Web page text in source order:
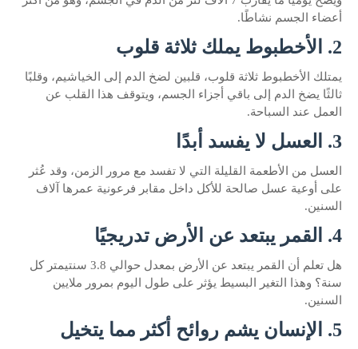
أعضاء الجسم نشاطًا.
2. الأخطبوط يملك ثلاثة قلوب
يمتلك الأخطبوط ثلاثة قلوب، قلبين لضخ الدم إلى الخياشيم، وقلبًا
ثالثًا يضخ الدم إلى باقي أجزاء الجسم، ويتوقف هذا القلب عن
العمل عند السباحة.
3. العسل لا يفسد أبدًا
العسل من الأطعمة القليلة التي لا تفسد مع مرور الزمن، وقد عُثر
على أوعية عسل صالحة للأكل داخل مقابر فرعونية عمرها آلاف
السنين.
4. القمر يبتعد عن الأرض تدريجيًا
هل تعلم أن القمر يبتعد عن الأرض بمعدل حوالي 3.8 سنتيمتر كل
سنة؟ وهذا التغير البسيط يؤثر على طول اليوم بمرور ملايين
السنين.
5. الإنسان يشم روائح أكثر مما يتخيل